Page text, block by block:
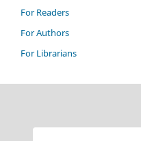
For Readers
For Authors
For Librarians